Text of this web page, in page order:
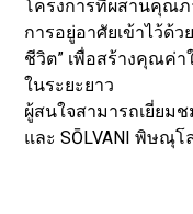
โครงการที่ผสานคุณ
การอยู่อาศัยเข้าไว้ด้
ชีวิต” เพื่อสร้างคุณค่
ในระยะยาว
ผู้สนใจสามารถเยี่ยม
และ SŌLVANI พิษณุโ